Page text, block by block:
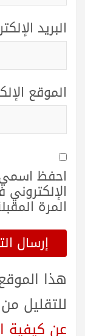
البريد
الموقع
احفظ
المرة
هذا
للتقليل
عن كيفية